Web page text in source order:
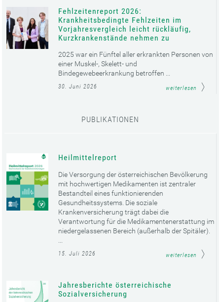
Fehlzeitenreport 2026:
Krankheitsbedingte Fehlzeiten im
Vorjahresvergleich leicht rückläufig,
Kurzkrankenstände nehmen zu
2025 war ein Fünftel aller erkrankten Personen von
einer Muskel-, Skelett- und
Bindegewebeerkrankung betroffen ...
30. Juni 2026 weiterlesen
PUBLIKATIONEN
Heilmittelreport
Die Versorgung der österreichischen Bevölkerung
mit hochwertigen Medikamenten ist zentraler
Bestandteil eines funktionierenden
Gesundheitssystems. Die soziale
Krankenversicherung trägt dabei die
Verantwortung für die Medikamentenerstattung im
niedergelassenen Bereich (außerhalb der Spitäler).
15. Juli 2026 weiterlesen
Jahresberichte österreichische
Sozialversicherung